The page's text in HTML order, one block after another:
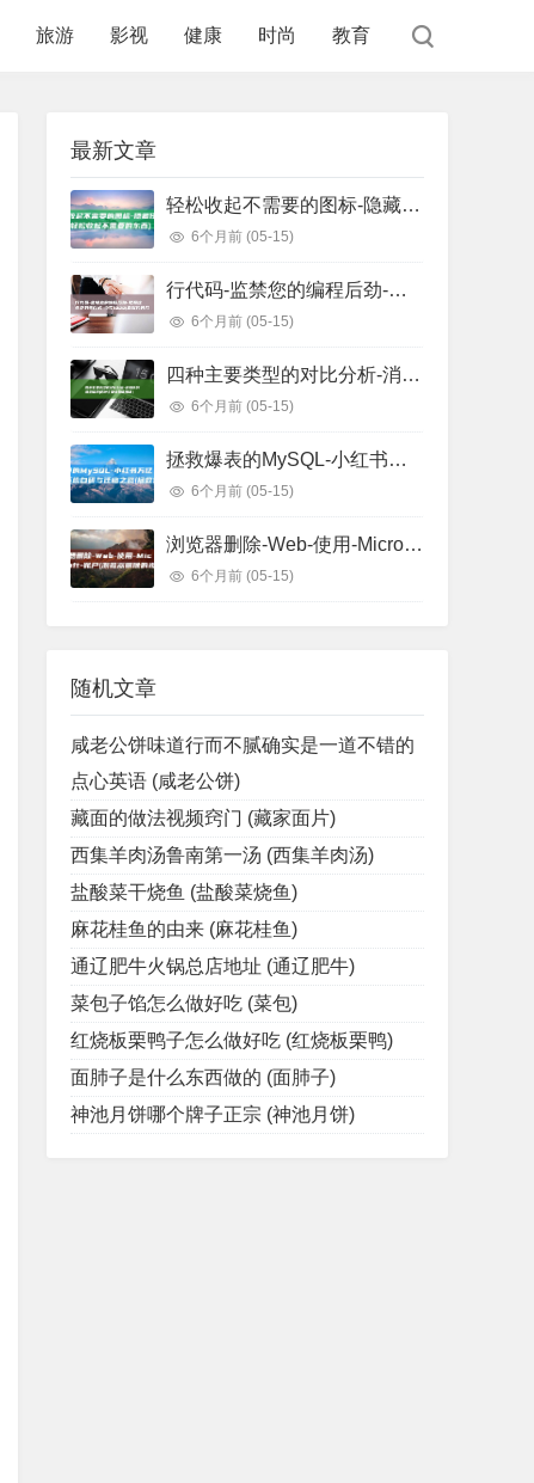
旅游 影视 健康 时尚 教育
最新文章
轻松收起不需要的图标-隐藏任务栏图标 (轻松收起不需要的东西)
6个月前 (05-15)
行代码-监禁您的编程后劲-把握这些正则表白式-少写1000 (监狱代码几位数)
6个月前 (05-15)
四种主要类型的对比分析-消息队列选型指南 (四种主要类型信用证)
6个月前 (05-15)
拯救爆表的MySQL-小红书万亿级存储系统自研与迁移之路 (拯救爆戾男主)
6个月前 (05-15)
浏览器删除-Web-使用-Microsoft-账户 (浏览器删除的视频怎么找回)
6个月前 (05-15)
随机文章
咸老公饼味道行而不腻确实是一道不错的
点心英语 (咸老公饼)
藏面的做法视频窍门 (藏家面片)
西集羊肉汤鲁南第一汤 (西集羊肉汤)
盐酸菜干烧鱼 (盐酸菜烧鱼)
麻花桂鱼的由来 (麻花桂鱼)
通辽肥牛火锅总店地址 (通辽肥牛)
菜包子馅怎么做好吃 (菜包)
红烧板栗鸭子怎么做好吃 (红烧板栗鸭)
面肺子是什么东西做的 (面肺子)
神池月饼哪个牌子正宗 (神池月饼)